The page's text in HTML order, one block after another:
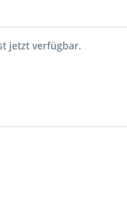
jetzt verfügbar.